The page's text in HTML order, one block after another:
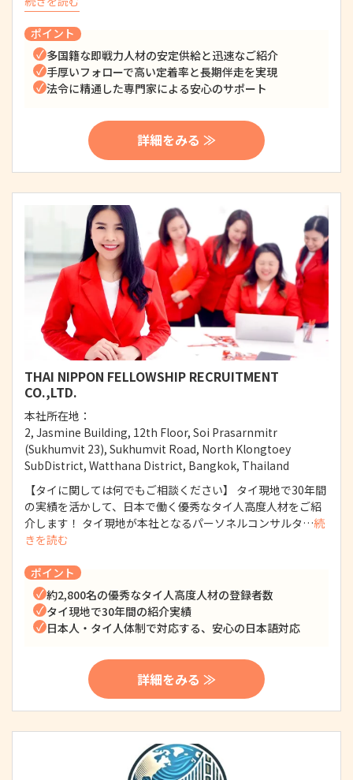
ポイント
多国籍な即戦力人材の安定供給と迅速なご紹介
手厚いフォローで高い定着率と長期伴走を実現
法令に精通した専門家による安心のサポート
詳細をみる ≫
THAI NIPPON FELLOWSHIP RECRUITMENT
CO.,LTD.
本社所在地：
2, Jasmine Building, 12th Floor, Soi Prasarnmitr
(Sukhumvit 23), Sukhumvit Road, North Klongtoey
SubDistrict, Watthana District, Bangkok, Thailand
【タイに関しては何でもご相談ください】 タイ現地で30年間
の実績を活かして、日本で働く優秀なタイ人高度人材をご紹
介します！ タイ現地が本社となるパーソネルコンサルタ…続
きを読む
ポイント
約2,800名の優秀なタイ人高度人材の登録者数
タイ現地で30年間の紹介実績
日本人・タイ人体制で対応する、安心の日本語対応
詳細をみる ≫